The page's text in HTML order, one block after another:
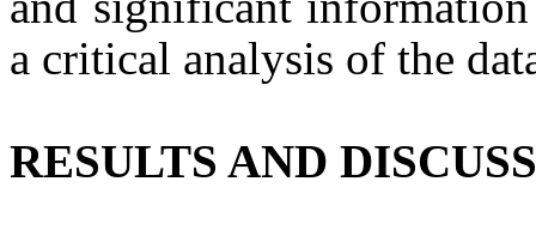
a critical analysis of the
RESULTS AND